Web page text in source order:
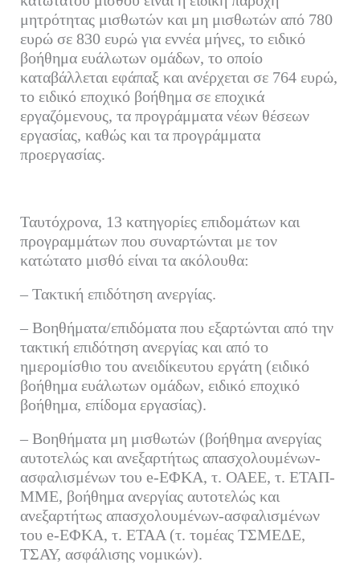
μητρότητας μισθωτών και μη μισθωτών από 780
ευρώ σε 830 ευρώ για εννέα μήνες, το ειδικό
βοήθημα ευάλωτων ομάδων, το οποίο
καταβάλλεται εφάπαξ και ανέρχεται σε 764 ευρώ,
το ειδικό εποχικό βοήθημα σε εποχικά
εργαζόμενους, τα προγράμματα νέων θέσεων
εργασίας, καθώς και τα προγράμματα
προεργασίας.
Ταυτόχρονα, 13 κατηγορίες επιδομάτων και
προγραμμάτων που συναρτώνται με τον
κατώτατο μισθό είναι τα ακόλουθα:
– Τακτική επιδότηση ανεργίας.
– Βοηθήματα/επιδόματα που εξαρτώνται από την
τακτική επιδότηση ανεργίας και από το
ημερομίσθιο του ανειδίκευτου εργάτη (ειδικό
βοήθημα ευάλωτων ομάδων, ειδικό εποχικό
βοήθημα, επίδομα εργασίας).
– Βοηθήματα μη μισθωτών (βοήθημα ανεργίας
αυτοτελώς και ανεξαρτήτως απασχολουμένων-
ασφαλισμένων του e-ΕΦΚΑ, τ. ΟΑΕΕ, τ. ΕΤΑΠ-
ΜΜΕ, βοήθημα ανεργίας αυτοτελώς και
ανεξαρτήτως απασχολουμένων-ασφαλισμένων
του e-ΕΦΚΑ, τ. ΕΤΑΑ (τ. τομέας ΤΣΜΕΔΕ,
ΤΣΑΥ, ασφάλισης νομικών).